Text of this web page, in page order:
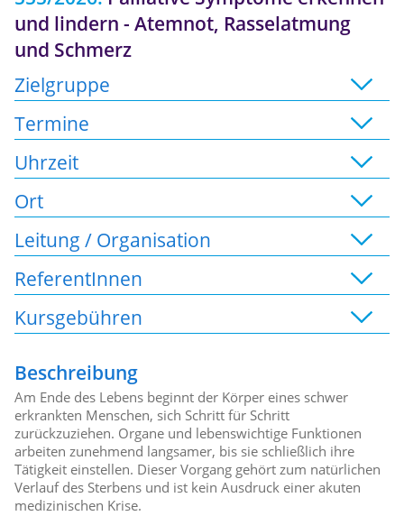
und lindern - Atemnot, Rasselatmung
und Schmerz
Zielgruppe
Termine
Uhrzeit
Ort
Leitung / Organisation
ReferentInnen
Kursgebühren
Beschreibung
Am Ende des Lebens beginnt der Körper eines schwer
erkrankten Menschen, sich Schritt für Schritt
zurückzuziehen. Organe und lebenswichtige Funktionen
arbeiten zunehmend langsamer, bis sie schließlich ihre
Tätigkeit einstellen. Dieser Vorgang gehört zum natürlichen
Verlauf des Sterbens und ist kein Ausdruck einer akuten
medizinischen Krise.